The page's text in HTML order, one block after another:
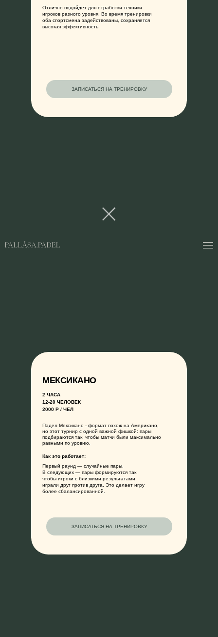
ЗАПИСАТЬСЯ НА ТРЕНИРОВКУ
Отлично подойдет для отработки техники
игроков разного уровня. Во время тренировки
оба спортсмена задействованы, сохраняется
высокая эффективность.
МЕКСИКАНО
ЗАПИСАТЬСЯ НА ТРЕНИРОВКУ
Как это работает:
Первый раунд — случайные пары.
В следующих — пары формируются так,
чтобы игроки с близкими результатами
играли друг против друга. Это делает игру
более сбалансированной.
Падел Мексикано - формат похож на Американо,
но этот турнир с одной важной фишкой: пары
подбираются так, чтобы матчи были максимально
равными по уровню.
2 ЧАСА
12-20 ЧЕЛОВЕК
2000 Р / ЧЕЛ
ТРЕНИРОВКИ
О НАС
О НАС